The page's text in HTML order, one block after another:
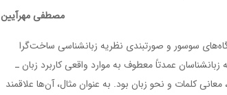
مصطفی مهرآیین
سوسور و صورتبندی نظریه زبانشناسی ساخت‌گرا
عمدتاً معطوف به موارد واقعی کاربرد زبان ـ
کلمات و نحو زبان بود. به عنوان مثال، آن‌ها علاقمند